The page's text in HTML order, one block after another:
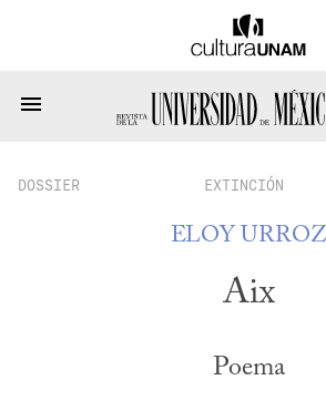
DOSSIER EXTINCIÓN
ELOY URROZ
Aix
Poema